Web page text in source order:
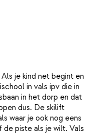
je kind net begint en
in vals ipv die in
in het dorp en dat
dus. De skilift
waar je ook nog eens
piste als je wilt. Vals